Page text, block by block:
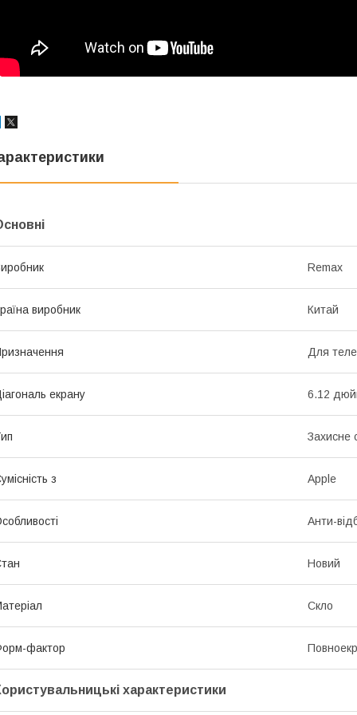
Remax
виробник Китай
Для
екрану 6.12
Захисне
з Apple
Анти-
Новий
Скло
фактор
характеристики